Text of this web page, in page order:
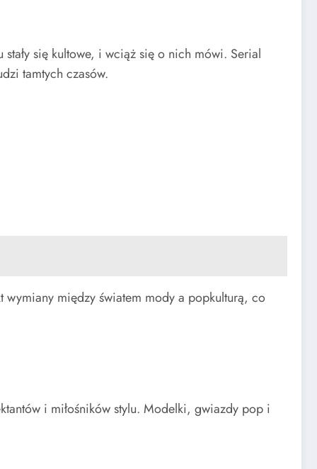
się kultowe, i wciąż się o nich mówi. Serial
tamtych czasów.
między światem mody a popkulturą, co
i miłośników stylu. Modelki, gwiazdy pop i